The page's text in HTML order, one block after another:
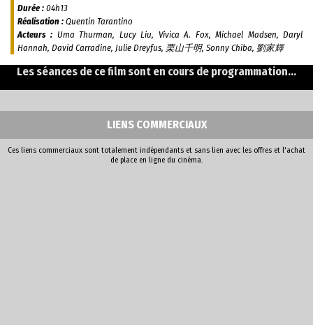
Durée : 04h13
Réalisation : Quentin Tarantino
Acteurs : Uma Thurman, Lucy Liu, Vivica A. Fox, Michael Madsen, Daryl
Hannah, David Carradine, Julie Dreyfus, 栗山千明, Sonny Chiba, 劉家輝
Les séances de ce film sont en cours de programmation...
LIENS COMMERCIAUX
Ces liens commerciaux sont totalement indépendants et sans lien avec les offres et l'achat
de place en ligne du cinéma.